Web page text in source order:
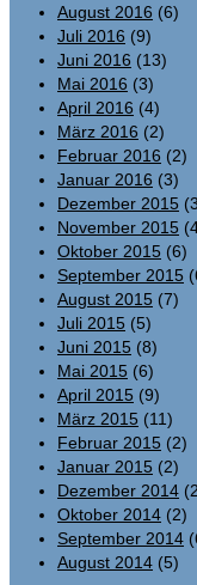
August 2016 (6)
Juli 2016 (9)
Juni 2016 (13)
Mai 2016 (3)
April 2016 (4)
März 2016 (2)
Februar 2016 (2)
Januar 2016 (3)
Dezember 2015
November 2015
Oktober 2015 (6)
September 2015
August 2015 (7)
Juli 2015 (5)
Juni 2015 (8)
Mai 2015 (6)
April 2015 (9)
März 2015 (11)
Februar 2015 (2)
Januar 2015 (2)
Dezember 2014
Oktober 2014 (2)
September 2014
August 2014 (5)